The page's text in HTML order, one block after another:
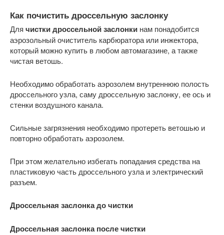
Как почистить дроссельную заслонку
Для чистки дроссельной заслонки нам понадобится
аэрозольный очиститель карбюратора или инжектора,
который можно купить в любом автомагазине, а также
чистая ветошь.
Необходимо обработать аэрозолем внутреннюю полость
дроссельного узла, саму дроссельную заслонку, ее ось и
стенки воздушного канала.
Сильные загрязнения необходимо протереть ветошью и
повторно обработать аэрозолем.
При этом желательно избегать попадания средства на
пластиковую часть дроссельного узла и электрический
разъем.
Дроссельная заслонка до чистки
Дроссельная заслонка после чистки